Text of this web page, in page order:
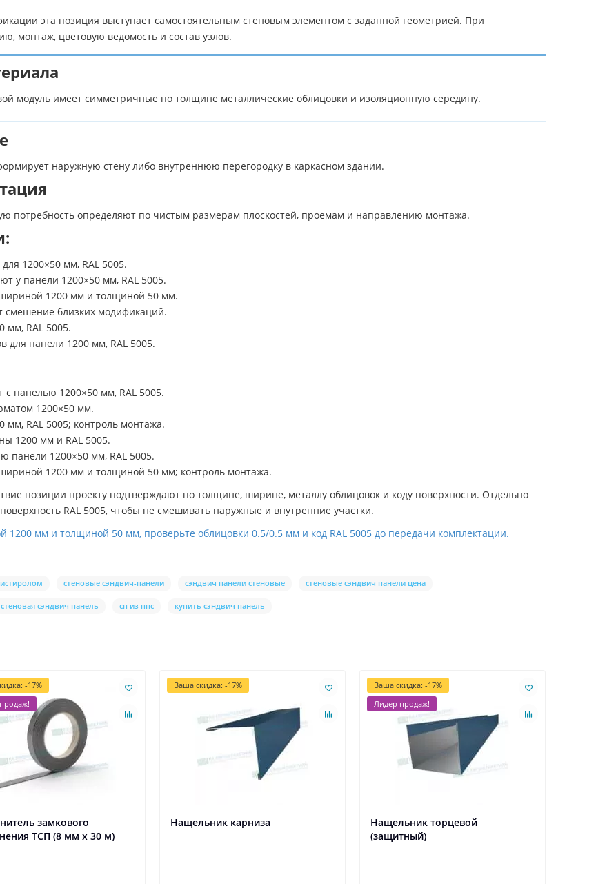
эта позиция выступает самостоятельным стеновым элементом с заданной геометрией. При
монтаж, цветовую ведомость и состав узлов.
модуль имеет симметричные по толщине металлические облицовки и изоляционную середину.
наружную стену либо внутреннюю перегородку в каркасном здании.
потребность определяют по чистым размерам плоскостей, проемам и направлению монтажа.
1200×50 мм, RAL 5005.
у панели 1200×50 мм, RAL 5005.
1200 мм и толщиной 50 мм.
смешение близких модификаций.
мм, RAL 5005.
панели 1200 мм, RAL 5005.
панелью 1200×50 мм, RAL 5005.
1200×50 мм.
RAL 5005; контроль монтажа.
1200 мм и RAL 5005.
1200×50 мм, RAL 5005.
1200 мм и толщиной 50 мм; контроль монтажа.
позиции проекту подтверждают по толщине, ширине, металлу облицовок и коду поверхности. Отдельно
RAL 5005, чтобы не смешивать наружные и внутренние участки.
мм и толщиной 50 мм, проверьте облицовки 0.5/0.5 мм и код RAL 5005 до передачи комплектации.
стеновые сэндвич-панели сэндвич панели стеновые стеновые сэндвич панели цена
стеновая сэндвич панель сп из ппс купить сэндвич панель
-17%
замкового
ТСП (8 мм х 30 м)
Ваша скидка: -17%
Нащельник карниза
Ваша скидка: -17%
Лидер продаж!
Нащельник торцевой
(защитный)